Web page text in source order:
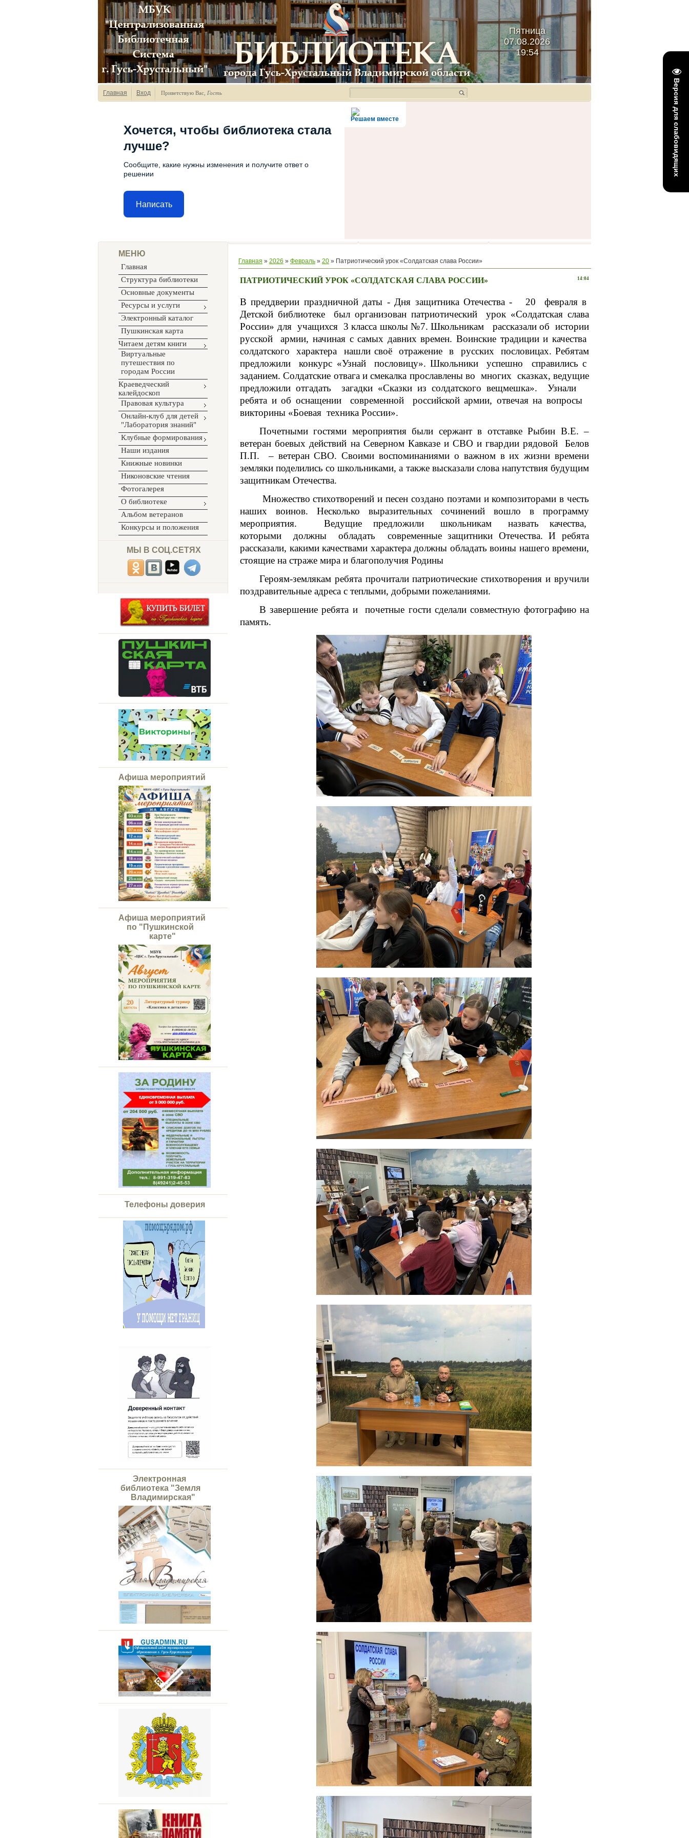
Версия для слабовидящих
Пятница
07.08.2026
19:54
Главная Вход Приветствую Вас Гость
Решаем вместе
Хочется, чтобы библиотека стала
лучше?
Сообщите, какие нужны изменения и получите ответ о
решении
Написать
МЕНЮ
Главная
Структура библиотеки
Основные документы
Ресурсы и услуги
Электронный каталог
Пушкинская карта
Читаем детям книги
Виртуальные
путешествия по
городам России
Краеведческий
калейдоскоп
Правовая культура
Онлайн-клуб для детей
"Лаборатория знаний"
Клубные формирования
Наши издания
Книжные новинки
Никоновские чтения
Фотогалерея
О библиотеке
Альбом ветеранов
Конкурсы и положения
МЫ В СОЦ.СЕТЯХ
Афиша мероприятий
Афиша мероприятий
по "Пушкинской
карте"
Телефоны доверия
Электронная
библиотека "Земля
Владимирская"
Главная » 2026 » Февраль » 20 » Патриотический урок «Солдатская слава России»
14:04
ПАТРИОТИЧЕСКИЙ УРОК «СОЛДАТСКАЯ СЛАВА РОССИИ»
В преддверии праздничной даты - Дня защитника Отечества - 20 февраля в
Детской библиотеке был организован патриотический урок «Солдатская слава
России» для учащихся 3 класса школы №7. Школьникам рассказали об истории
русской армии, начиная с самых давних времен. Воинские традиции и качества
солдатского характера нашли своё отражение в русских пословицах. Ребятам
предложили конкурс «Узнай пословицу». Школьники успешно справились с
заданием. Солдатские отвага и смекалка прославлены во многих сказках, ведущие
предложили отгадать загадки «Сказки из солдатского вещмешка». Узнали
ребята и об оснащении современной российской армии, отвечая на вопросы
викторины «Боевая техника России».
Почетными гостями мероприятия были сержант в отставке Рыбин В.Е. –
ветеран боевых действий на Северном Кавказе и СВО и гвардии рядовой Белов
П.П. – ветеран СВО. Своими воспоминаниями о важном в их жизни времени
земляки поделились со школьниками, а также высказали слова напутствия будущим
защитникам Отечества.
Множество стихотворений и песен создано поэтами и композиторами в честь
наших воинов. Несколько выразительных сочинений вошло в программу
мероприятия. Ведущие предложили школьникам назвать качества,
которыми должны обладать современные защитники Отечества. И ребята
рассказали, какими качествами характера должны обладать воины нашего времени,
стоящие на страже мира и благополучия Родины
Героям-землякам ребята прочитали патриотические стихотворения и вручили
поздравительные адреса с теплыми, добрыми пожеланиями.
В завершение ребята и почетные гости сделали совместную фотографию на
память.